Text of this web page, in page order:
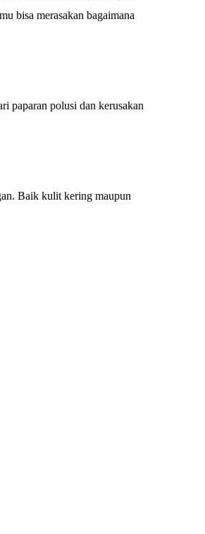
bisa merasakan bagaimana
paparan polusi dan kerusakan
Baik kulit kering maupun